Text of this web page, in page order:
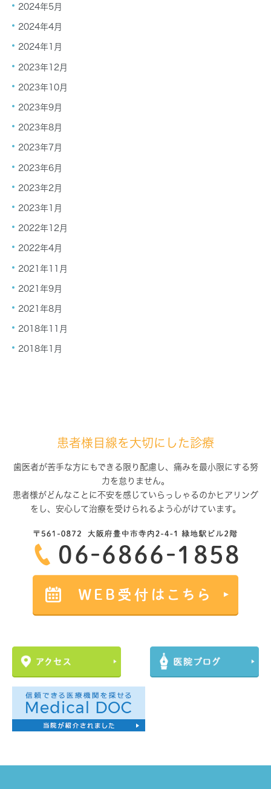
2024年5月
2024年4月
2024年1月
2023年12月
2023年10月
2023年9月
2023年8月
2023年7月
2023年6月
2023年2月
2023年1月
2022年12月
2022年4月
2021年11月
2021年9月
2021年8月
2018年11月
2018年1月
患者様目線を大切にした診療
歯医者が苦手な方にもできる限り配慮し、痛みを最小限にする努
力を怠りません。
患者様がどんなことに不安を感じていらっしゃるのかヒアリング
をし、 安心して治療を受けられるよう心がけています。